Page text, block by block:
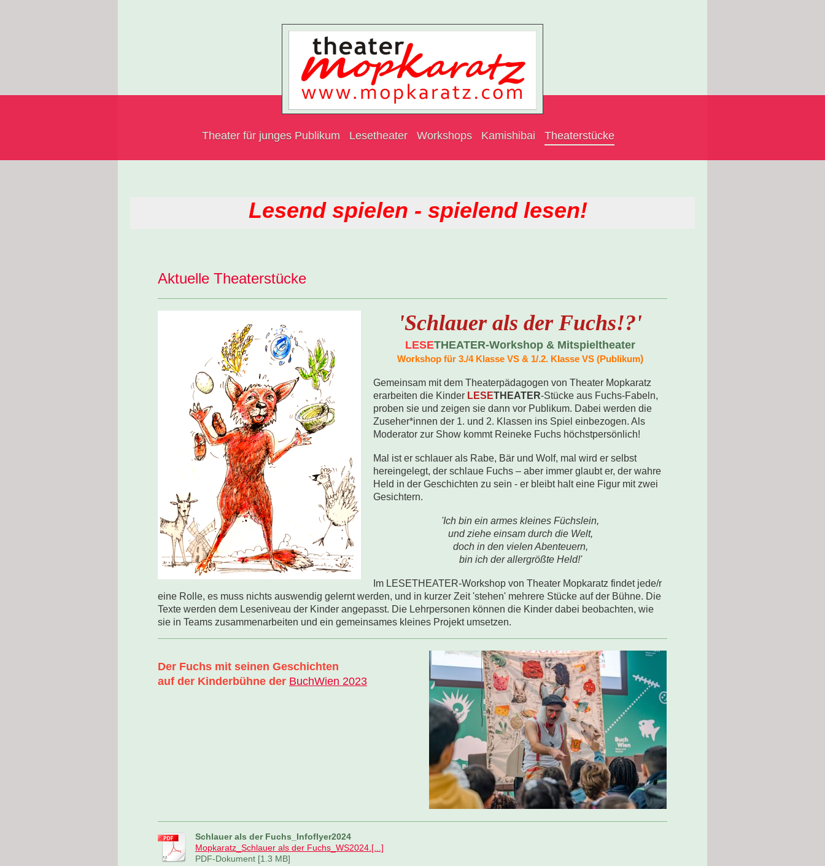
Theater für junges Publikum Lesetheater Workshops Kamishibai Theaterstücke
Lesend spielen - spielend lesen!
Aktuelle Theaterstücke
'Schlauer als der Fuchs!?'
LESETHEATER-Workshop & Mitspieltheater
Workshop für 3./4 Klasse VS & 1/.2. Klasse VS (Publikum)
Gemeinsam mit dem Theaterpädagogen von Theater Mopkaratz
erarbeiten die Kinder LESETHEATER-Stücke aus Fuchs-Fabeln,
proben sie und zeigen sie dann vor Publikum. Dabei werden die
Zuseher*innen der 1. und 2. Klassen ins Spiel einbezogen. Als
Moderator zur Show kommt Reineke Fuchs höchstpersönlich!
Mal ist er schlauer als Rabe, Bär und Wolf, mal wird er selbst
hereingelegt, der schlaue Fuchs – aber immer glaubt er, der wahre
Held in der Geschichten zu sein - er bleibt halt eine Figur mit zwei
Gesichtern.
'Ich bin ein armes kleines Füchslein,
und ziehe einsam durch die Welt,
doch in den vielen Abenteuern,
bin ich der allergrößte Held!'
Im LESETHEATER-Workshop von Theater Mopkaratz findet jede/r
eine Rolle, es muss nichts auswendig gelernt werden, und in kurzer Zeit 'stehen' mehrere Stücke auf der Bühne. Die
Texte werden dem Leseniveau der Kinder angepasst. Die Lehrpersonen können die Kinder dabei beobachten, wie
sie in Teams zusammenarbeiten und ein gemeinsames kleines Projekt umsetzen.
Der Fuchs mit seinen Geschichten
auf der Kinderbühne der BuchWien 2023
Schlauer als der Fuchs_Infoflyer2024
Mopkaratz_Schlauer als der Fuchs_WS2024.[...]
PDF-Dokument [1.3 MB]